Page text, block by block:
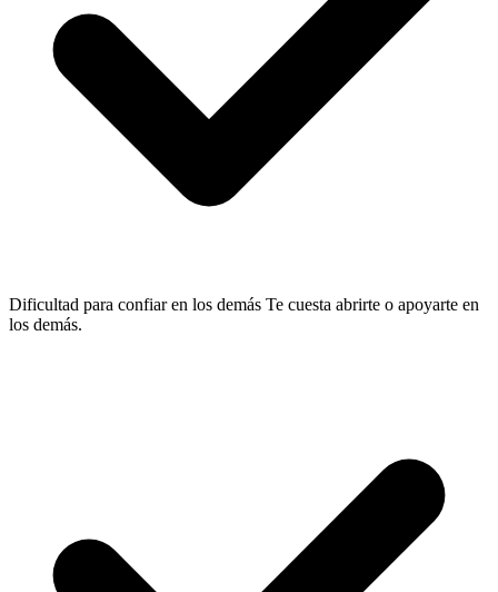
Dificultad para confiar en los demás Te cuesta abrirte o apoyarte en
los demás.